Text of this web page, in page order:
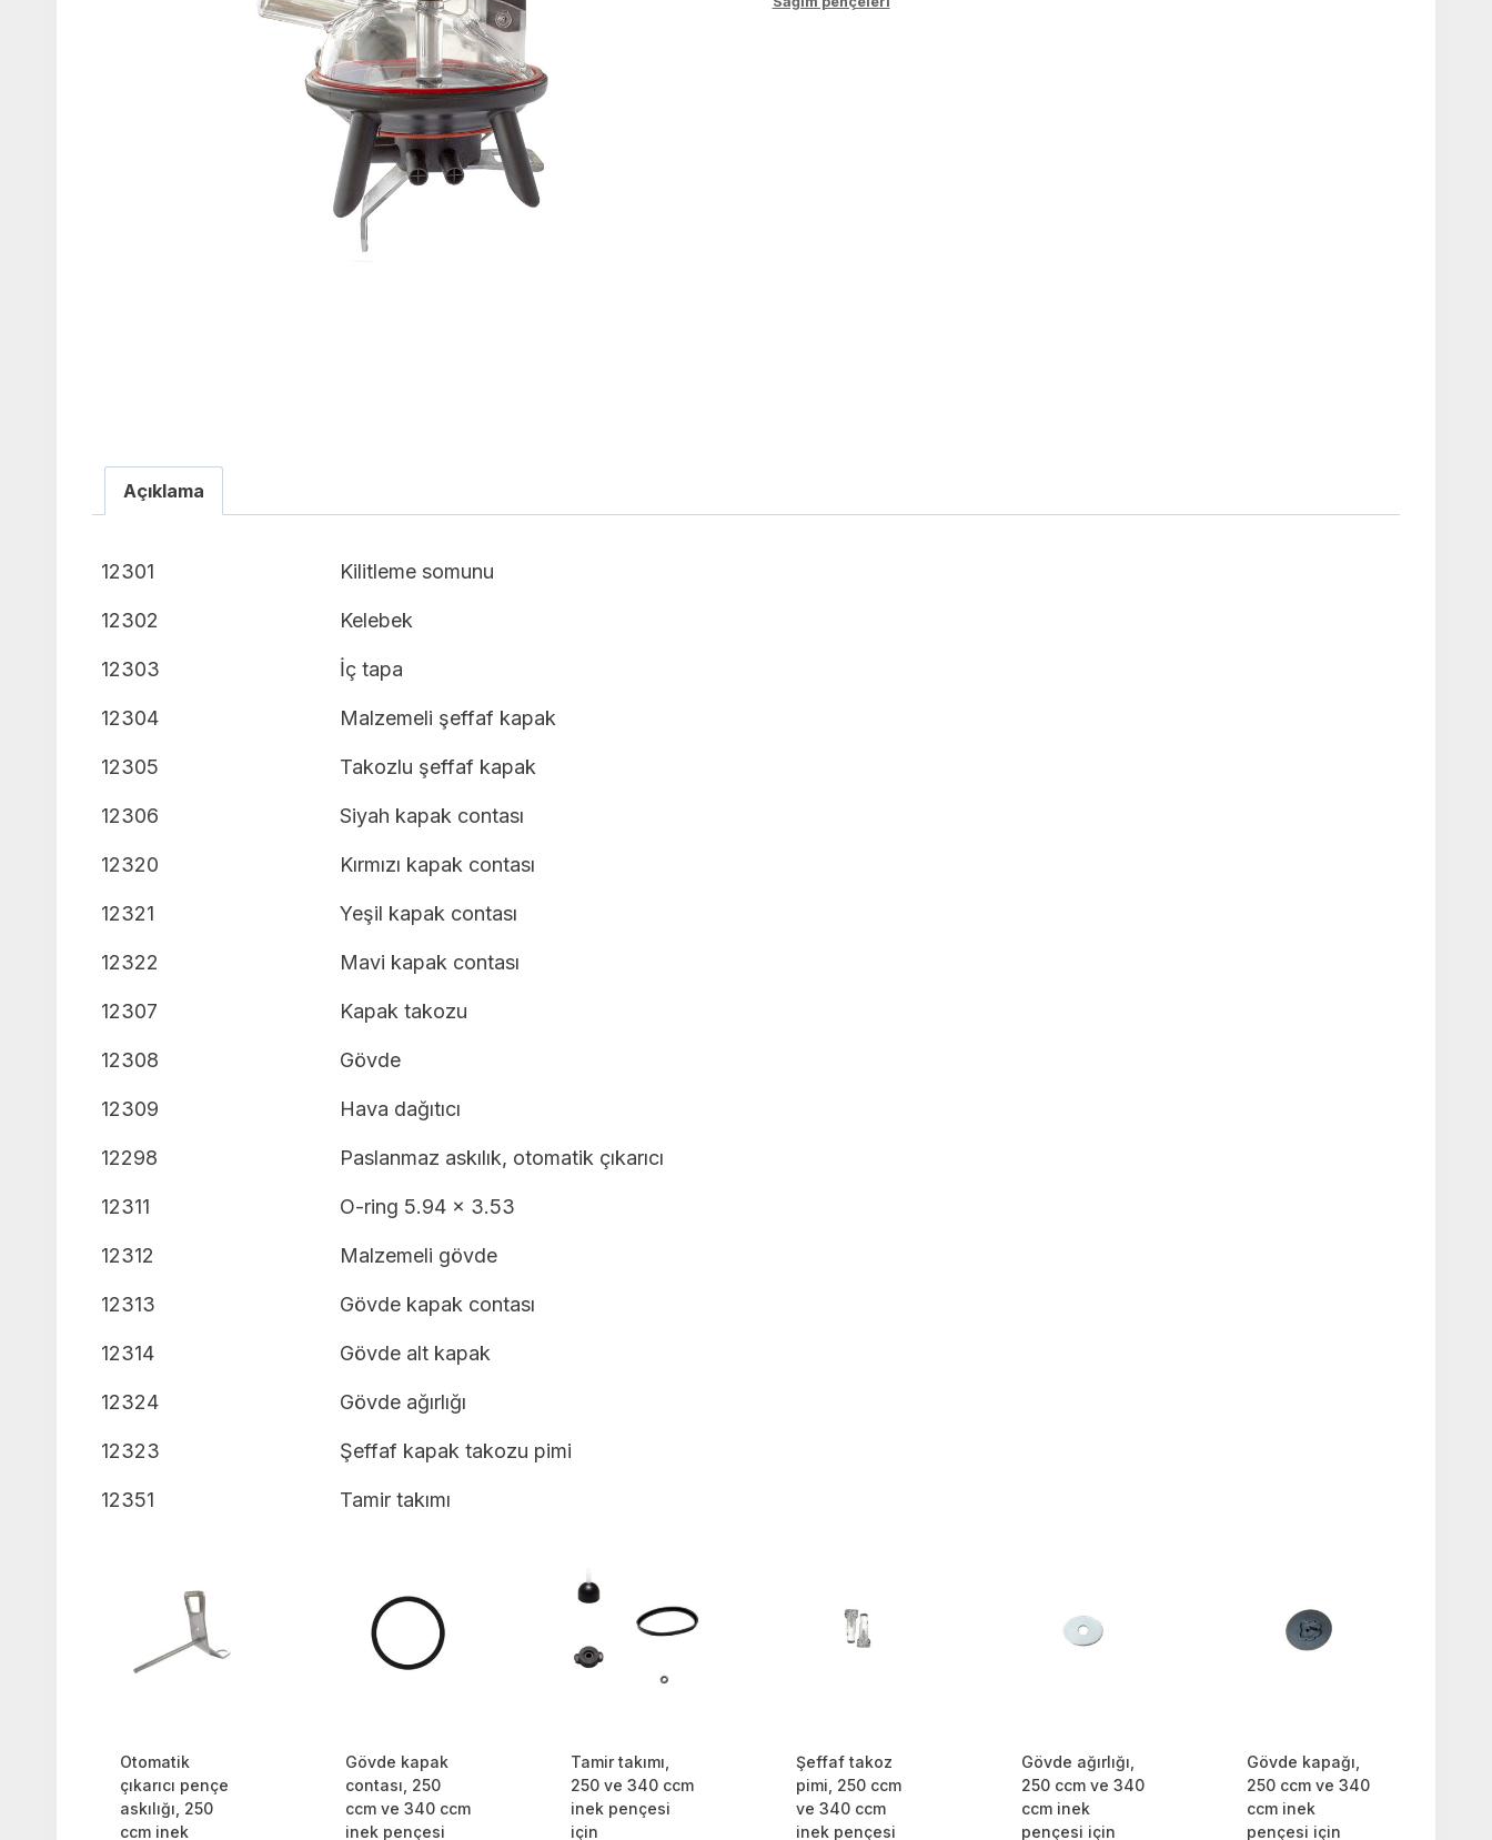
Açıklama
12301 Kilitleme somunu
12302 Kelebek
12303 İç tapa
12304 Malzemeli şeffaf kapak
12305 Takozlu şeffaf kapak
12306 Siyah kapak contası
12320 Kırmızı kapak contası
12321 Yeşil kapak contası
12322 Mavi kapak contası
12307 Kapak takozu
12308 Gövde
12309 Hava dağıtıcı
12298 Paslanmaz askılık, otomatik çıkarıcı
12311 O-ring 5.94 x 3.53
12312 Malzemeli gövde
12313 Gövde kapak contası
12314 Gövde alt kapak
12324 Gövde ağırlığı
12323 Şeffaf kapak takozu pimi
12351 Tamir takımı
Otomatik
çıkarıcı pençe
askılığı, 250
ccm inek
Gövde kapak
contası, 250
ccm ve 340 ccm
inek pençesi
Tamir takımı,
250 ve 340 ccm
inek pençesi
için
Şeffaf takoz
pimi, 250 ccm
ve 340 ccm
inek pençesi
Gövde ağırlığı,
250 ccm ve 340
ccm inek
pençesi için
Gövde kapağı,
250 ccm ve 340
ccm inek
pençesi için